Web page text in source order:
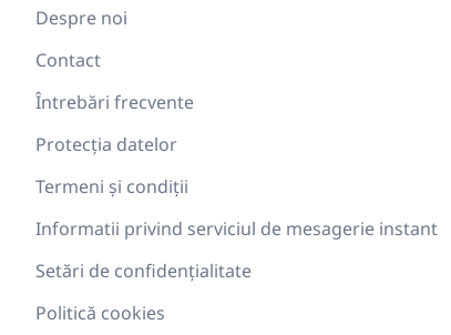
Despre noi
Contact
Întrebări frecvente
Protecția datelor
Termeni și condiții
Informatii privind serviciul de mesagerie instant
Setări de confidențialitate
Politică cookies